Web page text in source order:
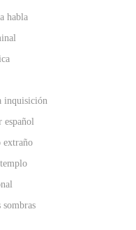
habla
inquisición
español
extraño